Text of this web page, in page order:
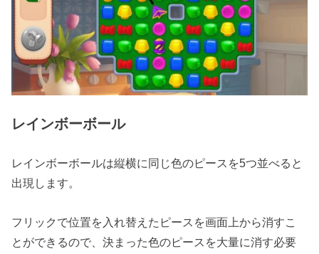
レインボーボール
レインボーボールは縦横に同じ色のピースを5つ並べると
出現します。
フリックで位置を入れ替えたピースを画面上から消すこ
とができるので、決まった色のピースを大量に消す必要